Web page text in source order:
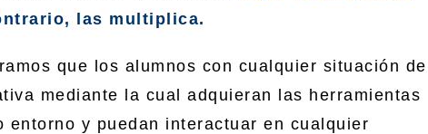
las multiplica.
que los alumnos con cualquier situación de
mediante la cual adquieran las herramientas
entorno y puedan interactuar en cualquier